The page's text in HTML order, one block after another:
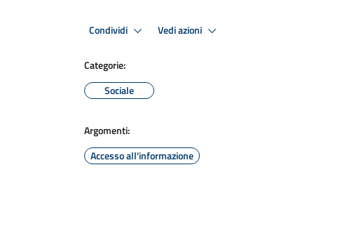
Condividi Vedi azioni
Categorie:
Sociale
Argomenti:
Accesso all'informazione